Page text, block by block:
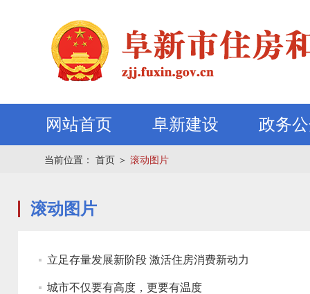
网站首页 阜新建设 政务
当前位置： 首页 ＞ 滚动图片
滚动图片
立足存量发展新阶段 激活住房消费新动力
城市不仅要有高度，更要有温度